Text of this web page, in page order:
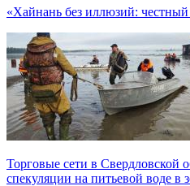
«Хайнань без иллюзий: честный
Торговые сети в Свердловской
спекуляции на питьевой воде в